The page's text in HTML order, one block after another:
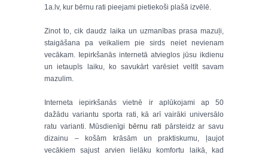
1a.lv, kur bērnu rati pieejami pietiekoši plašā izvēlē.
Zinot to, cik daudz laika un uzmanības prasa mazuļi,
staigāšana pa veikaliem pie sirds neiet nevienam
vecākam. Iepirkšanās internetā atvieglos jūsu ikdienu
un ietaupīs laiku, ko savukārt varēsiet veltīt savam
mazulim.
Interneta iepirkšanās vietnē ir aplūkojami ap 50
dažādu variantu sporta rati, kā arī vairāki universālo
ratu varianti. Mūsdienīgi bērnu rati pārsteidz ar savu
dizainu – košām krāsām un praktiskumu, ļaujot
vecākiem sajust arvien lielāku komfortu laikā, kad